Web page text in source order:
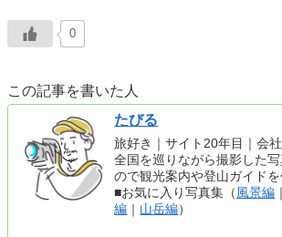
0
この記事を書いた人
たびる
旅好き｜サイト20年目｜会
全国を巡りながら撮影した
ので観光案内や登山ガイドを
■お気に入り写真集（ 風景編
編 ｜ 山岳編）